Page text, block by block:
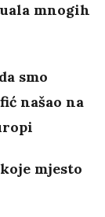
mnogih
smo
našao na
mjesto